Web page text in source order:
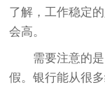
了解，工作稳定
会高。
需要注意的是
假。银行能从很